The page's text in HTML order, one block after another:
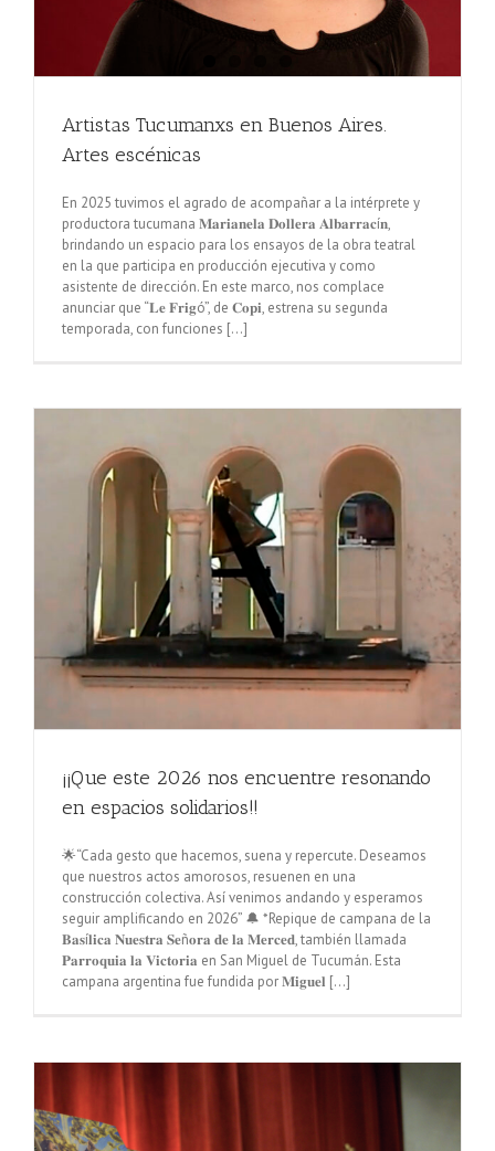
Artistas Tucumanxs en Buenos Aires.
Artes escénicas
En 2025 tuvimos el agrado de acompañar a la intérprete y
productora tucumana 𝐌𝐚𝐫𝐢𝐚𝐧𝐞𝐥𝐚 𝐃𝐨𝐥𝐥𝐞𝐫𝐚 𝐀𝐥𝐛𝐚𝐫𝐫𝐚𝐜í𝐧,
brindando un espacio para los ensayos de la obra teatral
en la que participa en producción ejecutiva y como
asistente de dirección. En este marco, nos complace
anunciar que “𝐋𝐞 𝐅𝐫𝐢𝐠ó”, de 𝐂𝐨𝐩𝐢, estrena su segunda
temporada, con funciones [...]
¡¡Que este 2026 nos encuentre resonando
en espacios solidarios!!
🌟“Cada gesto que hacemos, suena y repercute. Deseamos
que nuestros actos amorosos, resuenen en una
construcción colectiva. Así venimos andando y esperamos
seguir amplificando en 2026” 🔔 *Repique de campana de la
𝐁𝐚𝐬í𝐥𝐢𝐜𝐚 𝐍𝐮𝐞𝐬𝐭𝐫𝐚 𝐒𝐞ñ𝐨𝐫𝐚 𝐝𝐞 𝐥𝐚 𝐌𝐞𝐫𝐜𝐞𝐝, también llamada
𝐏𝐚𝐫𝐫𝐨𝐪𝐮𝐢𝐚 𝐥𝐚 𝐕𝐢𝐜𝐭𝐨𝐫𝐢𝐚 en San Miguel de Tucumán. Esta
campana argentina fue fundida por 𝐌𝐢𝐠𝐮𝐞𝐥 [...]